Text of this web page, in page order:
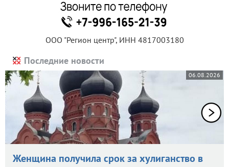
ООО "Регион центр", ИНН 4817003180
Последние новости
06.08.2026
Женщина получила срок за хулиганство в